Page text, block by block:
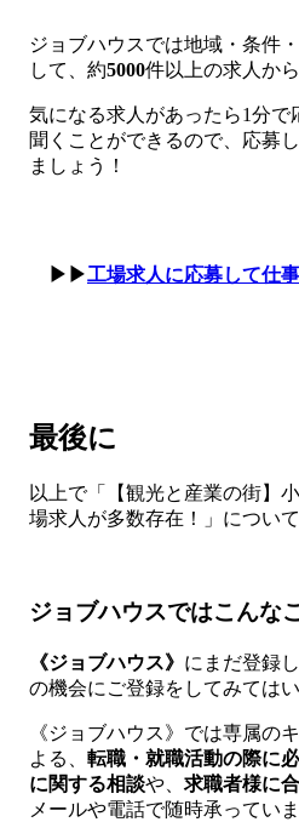
ジョブハウスでは地域・条件
して、約5000件以上の求人か
気になる求人があったら1分で
聞くことができるので、応募
ましょう！
▶▶工場求人に応募して仕
最後に
以上で「【観光と産業の街】
場求人が多数存在！」につい
ジョブハウスではこんな
《ジョブハウス》 にまだ登録
の機会にご登録をしてみては
《ジョブハウス》では専属の
よる、 転職・就職活動の際に
に関する相談や、 求職者様に
メールや電話で随時承ってい